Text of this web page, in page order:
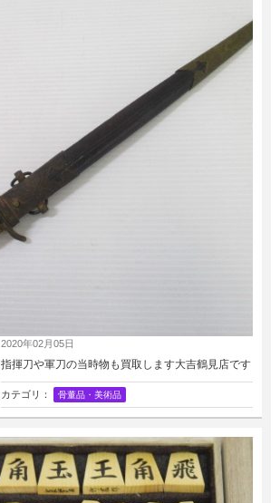
2020年02月05日
指揮刀や軍刀の当時物も買取します大吉鶴見店です
カテゴリ： 骨董品・美術品